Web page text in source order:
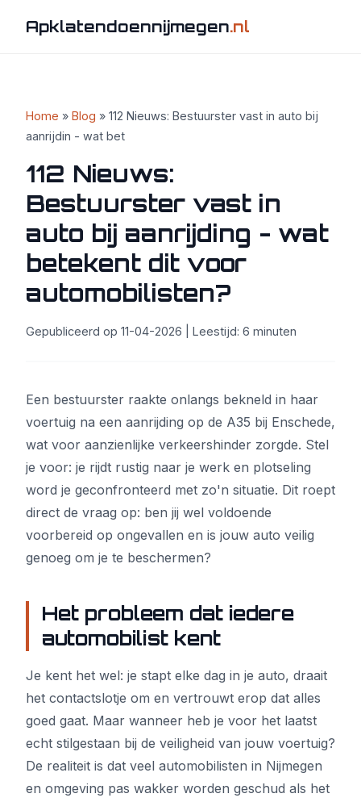
Apklatendoennijmegen.nl
Home » Blog » 112 Nieuws: Bestuurster vast in auto bij
aanrijdin - wat bet
112 Nieuws:
Bestuurster vast in
auto bij aanrijding - wat
betekent dit voor
automobilisten?
Gepubliceerd op 11-04-2026 | Leestijd: 6 minuten
Een bestuurster raakte onlangs bekneld in haar
voertuig na een aanrijding op de A35 bij Enschede,
wat voor aanzienlijke verkeershinder zorgde. Stel
je voor: je rijdt rustig naar je werk en plotseling
word je geconfronteerd met zo'n situatie. Dit roept
direct de vraag op: ben jij wel voldoende
voorbereid op ongevallen en is jouw auto veilig
genoeg om je te beschermen?
Het probleem dat iedere
automobilist kent
Je kent het wel: je stapt elke dag in je auto, draait
het contactslotje om en vertrouwt erop dat alles
goed gaat. Maar wanneer heb je voor het laatst
echt stilgestaan bij de veiligheid van jouw voertuig?
De realiteit is dat veel automobilisten in Nijmegen
en omgeving pas wakker worden geschud als het